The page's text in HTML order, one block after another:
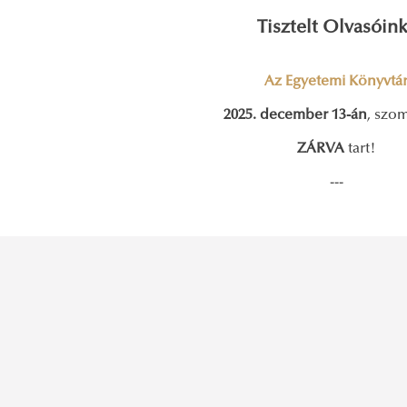
Tisztelt
Az Egyetemi Könyvtár
2025. december 13-án,
ZÁRVA tart!
---